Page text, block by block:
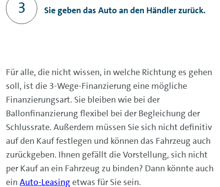
Sie geben das Auto an den Händler zurück.
Für alle, die nicht wissen, in welche Richtung es gehen
soll, ist die 3-Wege-Finanzierung eine mögliche
Finanzierungsart. Sie bleiben wie bei der
Ballonfinanzierung flexibel bei der Begleichung der
Schlussrate. Außerdem müssen Sie sich nicht definitiv
auf den Kauf festlegen und können das Fahrzeug auch
zurückgeben. Ihnen gefällt die Vorstellung, sich nicht
per Kauf an ein Fahrzeug zu binden? Dann könnte auch
ein Auto-Leasing etwas für Sie sein.